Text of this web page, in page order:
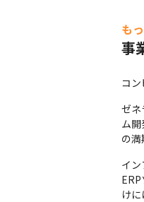
も
事
コ
ゼネ
ム
の
イ
け